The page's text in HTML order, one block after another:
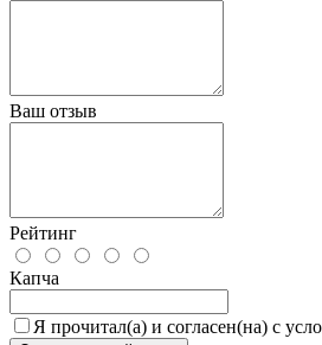
Ваш отзыв
Рейтинг
Капча
Я прочитал(а) и согласен(на) с